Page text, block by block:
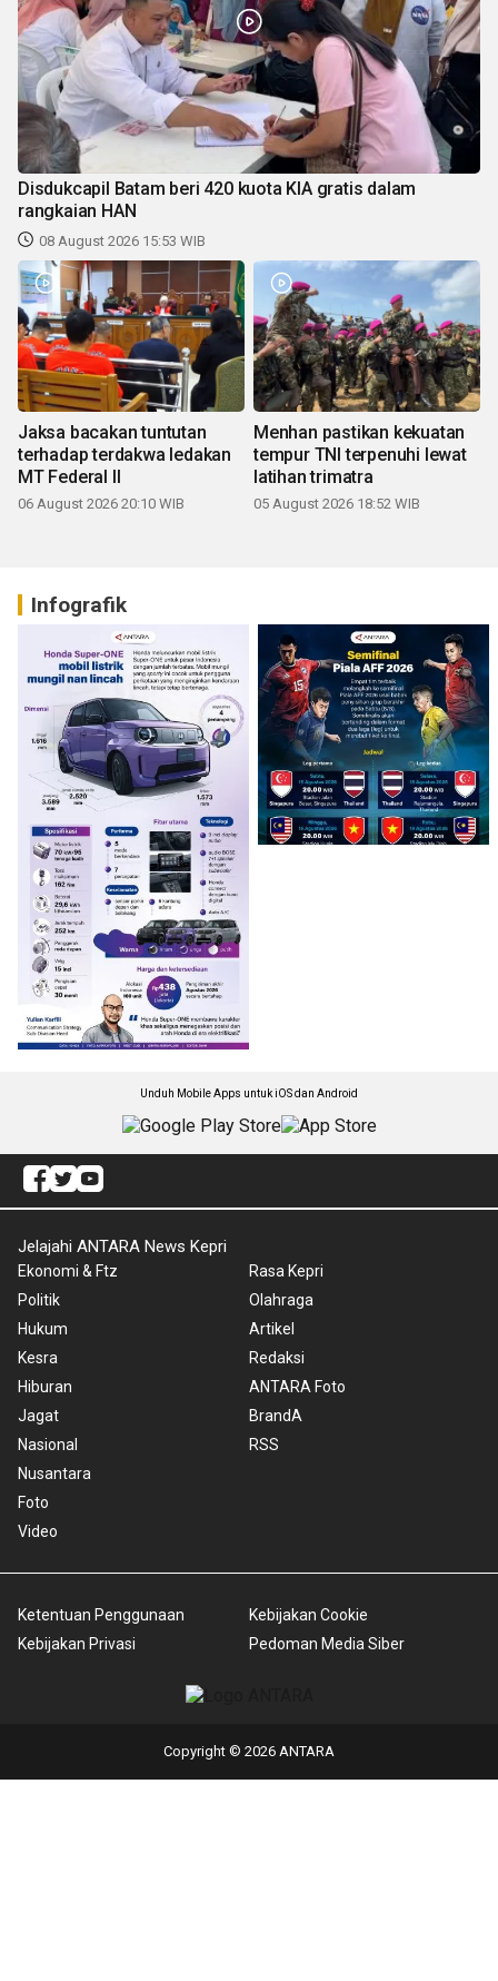
Disdukcapil Batam beri 420 kuota KIA gratis dalam
rangkaian HAN
08 August 2026 15:53 WIB
Jaksa bacakan tuntutan
terhadap terdakwa ledakan
MT Federal II
06 August 2026 20:10 WIB
Menhan pastikan kekuatan
tempur TNI terpenuhi lewat
latihan trimatra
05 August 2026 18:52 WIB
Infografik
Unduh Mobile Apps untuk iOS dan Android
Jelajahi ANTARA News Kepri
Ekonomi & Ftz
Politik
Hukum
Kesra
Hiburan
Jagat
Nasional
Nusantara
Foto
Video
Rasa Kepri
Olahraga
Artikel
Redaksi
ANTARA Foto
BrandA
RSS
Ketentuan Penggunaan
Kebijakan Privasi
Kebijakan Cookie
Pedoman Media Siber
Copyright © 2026 ANTARA